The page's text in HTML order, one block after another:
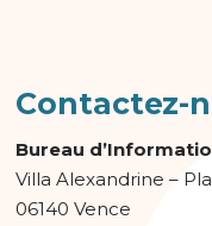
Contactez-
Bureau
Villa Alexandrine –
06140 Vence